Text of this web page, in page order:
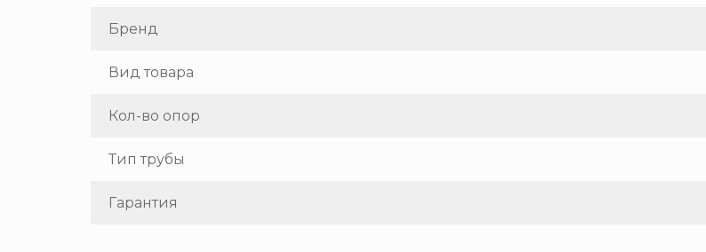
Бренд
Вид товара
Кол-во опор
Тип трубы
Гарантия